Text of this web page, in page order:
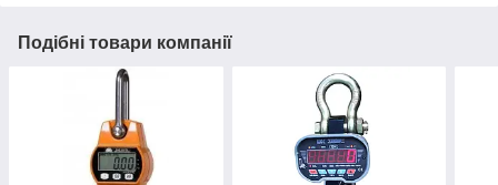
Подібні товари компанії